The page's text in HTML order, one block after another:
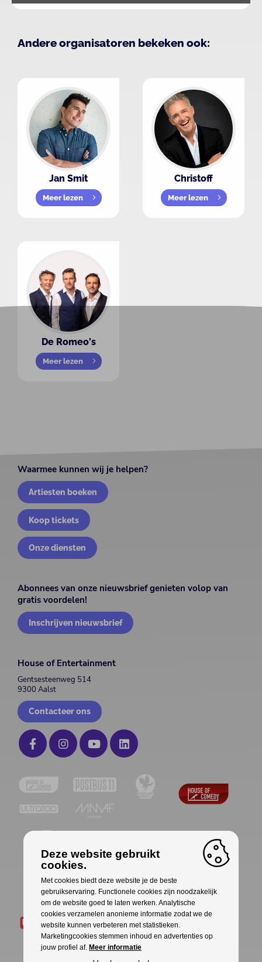
Andere organisatoren bekeken ook:
Jan Smit
Meer lezen
Christoff
Meer lezen
De Romeo's
Meer lezen
Waarmee kunnen wij je helpen?
Artiesten boeken
Koop tickets
Onze diensten
Abonnees van onze nieuwsbrief genieten volop van
gratis voordelen!
Inschrijven nieuwsbrief
House of Entertainment
Gentsesteenweg 514
9300 Aalst
Contacteer ons
Deze website gebruikt
cookies.
Met cookies biedt deze website je de beste
gebruikservaring. Functionele cookies zijn noodzakelijk
om de website goed te laten werken. Analytische
cookies verzamelen anonieme informatie zodat we de
website kunnen verbeteren met statistieken.
Marketingcookies stemmen inhoud en advertenties op
jouw profiel af. Meer informatie